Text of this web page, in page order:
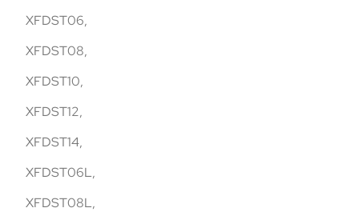
XFDST06,
XFDST08,
XFDST10,
XFDST12,
XFDST14,
XFDST06L,
XFDST08L,